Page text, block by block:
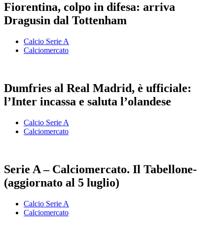
Fiorentina, colpo in difesa: arriva
Dragusin dal Tottenham
Calcio Serie A
Calciomercato
Dumfries al Real Madrid, è ufficiale:
l’Inter incassa e saluta l’olandese
Calcio Serie A
Calciomercato
Serie A – Calciomercato. Il Tabellone-
(aggiornato al 5 luglio)
Calcio Serie A
Calciomercato